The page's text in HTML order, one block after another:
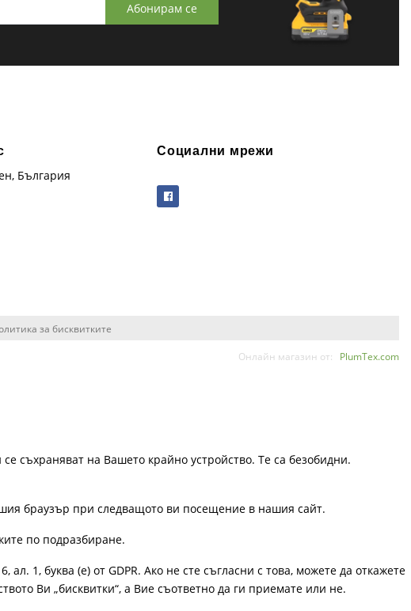
Абонирам се
България
Социални мрежи
за бисквитките
Онлайн магазин от: PlumTex.com
съхраняват на Вашето крайно устройство. Те са безобидни.
браузър при следващото ви посещение в нашия сайт.
по подразбиране.
1, буква (е) от GDPR. Ако не сте съгласни с това, можете да откажете
Ви „бисквитки“, а Вие съответно да ги приемате или не.